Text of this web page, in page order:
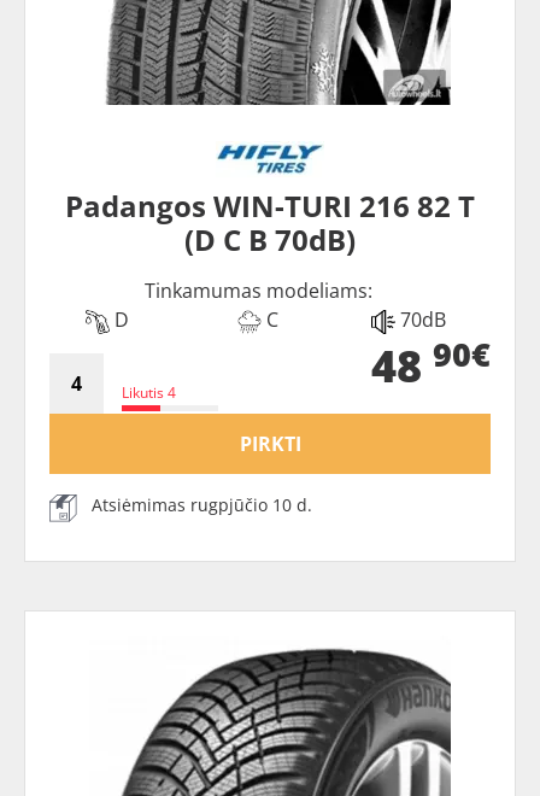
Padangos WIN-TURI 216 82 T
(D C B 70dB)
Tinkamumas modeliams:
D
C 70dB
Likutis 4 48 90€
PIRKTI
Atsiėmimas rugpjūčio 10 d.